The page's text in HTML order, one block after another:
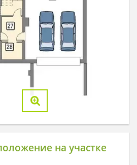
на участке